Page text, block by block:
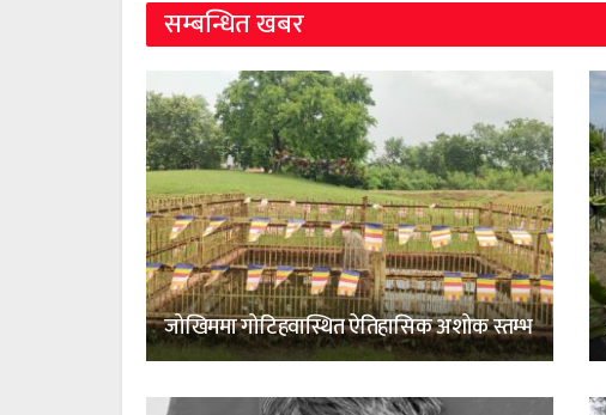
सम्बन्धित खबर
जोखिममा गोटिहवास्थित ऐतिहासिक अशोक स्तम्भ